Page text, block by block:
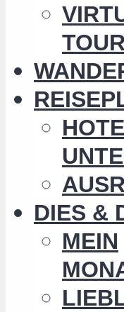
DIES &
MEIN